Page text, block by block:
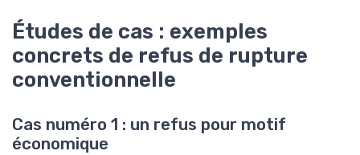
Études de cas : exemples
concrets de refus de rupture
conventionnelle
Cas numéro 1 : un refus pour motif
économique